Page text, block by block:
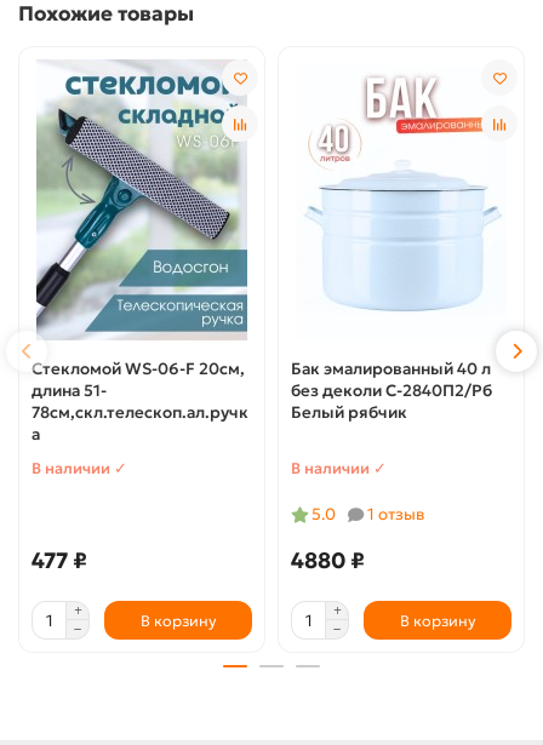
Похожие товары
Стекломой WS-06-F 20см,
длина 51-
78см,скл.телескоп.ал.ручк
а
В наличии ✓
477 ₽
В корзину
Бак эмалированный 40 л
без деколи С-2840П2/Рб
Белый рябчик
В наличии ✓
5.0 1 отзыв
4880 ₽
В корзину